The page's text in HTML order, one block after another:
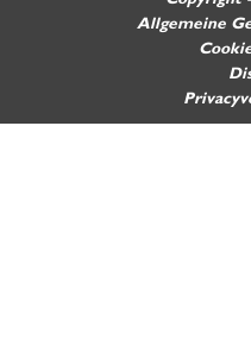
Allgemeine